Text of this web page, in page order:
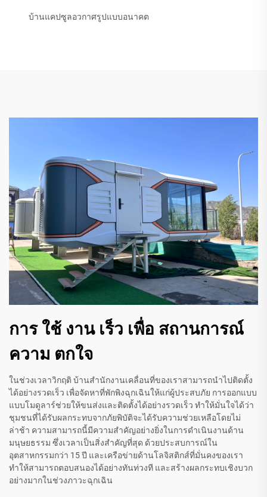
บ้านแคปซูลอวกาศรูปแบบอนาคต
การ ใช้ งาน เร็ว เพื่อ สถานการณ์
ความ ตกใจ
ในช่วงเวลาวิกฤติ บ้านสำนักงานเคลื่อนที่ของเราสามารถนำไปติดตั้ง
ได้อย่างรวดเร็ว เพื่อจัดหาที่พักพิงฉุกเฉินให้แก่ผู้ประสบภัย การออกแบบ
แบบโมดูลาร์ช่วยให้ขนส่งและติดตั้งได้อย่างรวดเร็ว ทำให้มั่นใจได้ว่า
ชุมชนที่ได้รับผลกระทบจากภัยพิบัติจะได้รับความช่วยเหลือโดยไม่
ล่าช้า ความสามารถนี้มีความสำคัญอย่างยิ่งในการดำเนินงานด้าน
มนุษยธรรม ซึ่งเวลาเป็นสิ่งสำคัญที่สุด ด้วยประสบการณ์ใน
อุตสาหกรรมกว่า 15 ปี และเครือข่ายด้านโลจิสติกส์ที่มั่นคงของเรา
ทำให้สามารถตอบสนองได้อย่างทันท่วงที และสร้างผลกระทบเชิงบวก
อย่างมากในช่วงภาวะฉุกเฉิน